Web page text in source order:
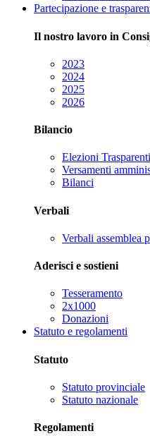
Partecipazione e
Il nostro lavoro in
2023
2024
2025
2026
Bilancio
Elezioni Trasparenti
Versamenti
Bilanci
Verbali
Verbali assemblea
Aderisci e sostieni
Tesseramento
2x1000
Donazioni
Statuto e regolamenti
Statuto
Statuto provinciale
Statuto nazionale
Regolamenti